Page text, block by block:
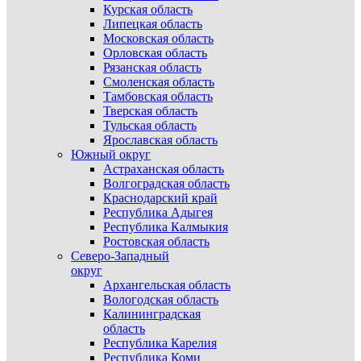
Курская область
Липецкая область
Московская область
Орловская область
Рязанская область
Смоленская область
Тамбовская область
Тверская область
Тульская область
Ярославская область
Южный округ
Астраханская область
Волгоградская область
Краснодарский край
Республика Адыгея
Республика Калмыкия
Ростовская область
Северо-Западный
округ
Архангельская область
Вологодская область
Калининградская
область
Республика Карелия
Республика Коми